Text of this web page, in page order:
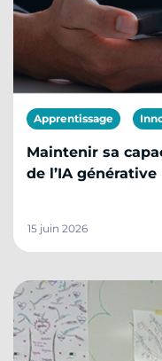
Apprentissage
Maintenir sa
de l’IA générative
15 juin 2026